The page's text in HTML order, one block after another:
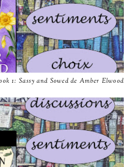
1: Sassy and Sowed de Amber Elwood